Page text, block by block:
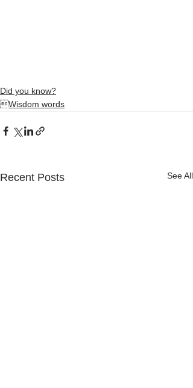
Did you know?
Wisdom words
Recent Posts See All